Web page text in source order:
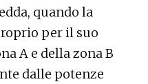
quando la
per il suo
A e della zona B
dalle potenze